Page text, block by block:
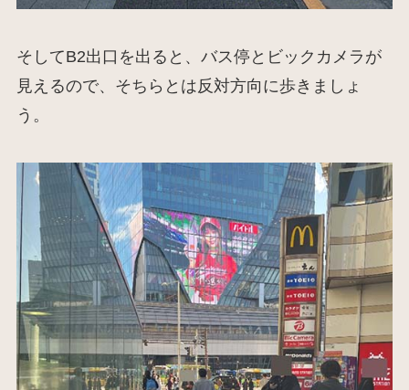
そしてB2出口を出ると、バス停とビックカメラが
見えるので、そちらとは反対方向に歩きましょ
う。